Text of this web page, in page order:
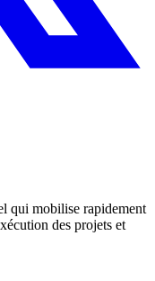
qui mobilise rapidement
des projets et